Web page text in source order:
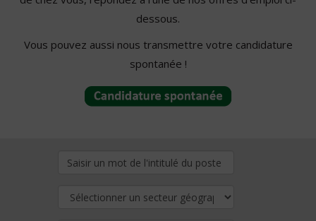
dessous.
Vous pouvez aussi nous transmettre votre candidature
spontanée !